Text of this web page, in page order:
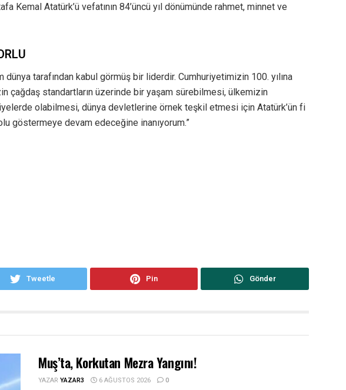
Kemal Atatürk’ü vefatının 84’üncü yıl dönümünde rahmet, minnet ve
dünya tarafından kabul görmüş bir liderdir. Cumhuriyetimizin 100. yılına
çağdaş standartların üzerinde bir yaşam sürebilmesi, ülkemizin
olabilmesi, dünya devletlerine örnek teşkil etmesi için Atatürk’ün fi
göstermeye devam edeceğine inanıyorum.”
Tweetle Pin Gönder
Muş’ta, Korkutan Mezra Yangını!
YAZAR YAZAR3 6 AĞUSTOS 2026 0